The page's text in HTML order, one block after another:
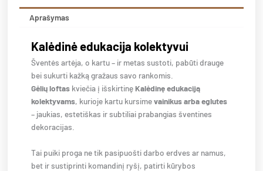
Aprašymas
Kalėdinė edukacija kolektyvui
Šventės artėja, o kartu – ir metas sustoti, pabūti drauge
bei sukurti kažką gražaus savo rankomis.
Gėlių loftas kviečia į išskirtinę Kalėdinę edukaciją
kolektyvams, kurioje kartu kursimevainikus arba eglutes
– jaukias, estetiškas ir subtiliai prabangias šventines
dekoracijas.
Tai puiki proga ne tik pasipuošti darbo erdves ar namus,
bet ir sustiprinti komandinį ryšį, patirti kūrybos